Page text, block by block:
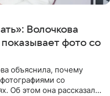
Волочкова
фото со
объяснила, почему
со
Об этом она рассказала